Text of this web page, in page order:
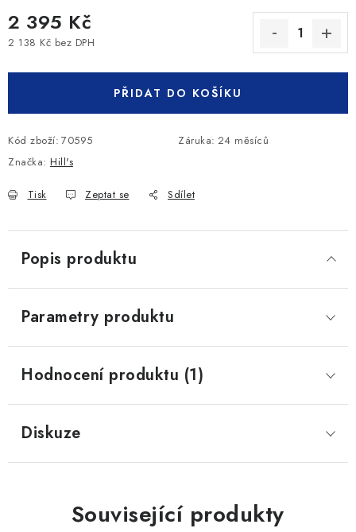
2 395 Kč
2 138 Kč bez DPH
PŘIDAT DO KOŠÍKU
Kód zboží: 70595 Záruka: 24 měsíců
Značka: Hill's
Tisk Zeptat se Sdílet
Popis produktu
Parametry produktu
Hodnocení produktu (1)
Diskuze
Související produkty